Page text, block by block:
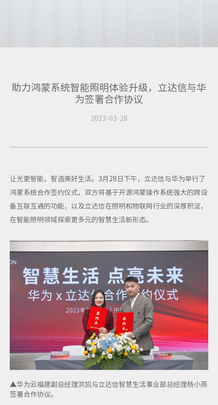
助力鸿蒙系统智能照明体验升级，立达信与华
为签署合作协议
2023-03-28
让光更智能，智造美好生活。3月28日下午，立达信与华为举行了
鸿蒙系统合作签约仪式，双方将基于开源鸿蒙操作系统强大的跨设
备互联互通的功能，以及立达信在照明和物联网行业的深厚积淀，
在智能照明领域探索更多元的智慧生活新形态。
▲华为云福建副总经理洪凯与立达信智慧生活事业部总经理杨小燕
签署合作协议。